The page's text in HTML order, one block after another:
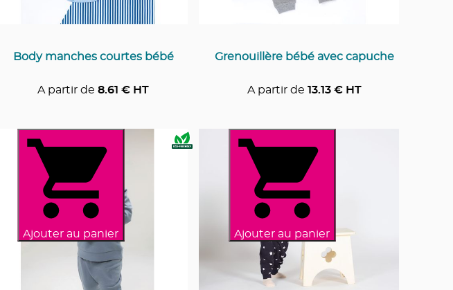
Body manches courtes bébé
A partir de 8.61 € HT
Grenouillère bébé avec capuche
A partir de 13.13 € HT
Ajouter au panier Ajouter au panier